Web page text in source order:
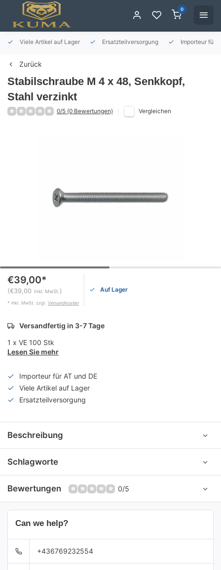
0
Viele Artikel auf Lager Ersatzteilversorgung Importeur für
Zurück
Stabilschraube M 4 x 48, Senkkopf,
Stahl verzinkt
0/5 (0 Bewertungen) Vergleichen
€39,00*
(€39,00 Inkl. MwSt. )
* Inkl. MwSt. zzgl. Versandkosten
Auf Lager
Versandfertig in 3-7 Tage
1 x VE 100 Stk
Lesen Sie mehr
Importeur für AT und DE
Viele Artikel auf Lager
Ersatzteilversorgung
Beschreibung
Schlagworte
Bewertungen 0/5
Can we help?
+436769232554